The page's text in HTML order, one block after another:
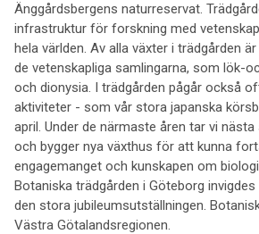
Änggårdsbergens naturreservat.
infrastruktur för forskning med
hela världen. Av alla växter i trädgården
de vetenskapliga samlingarna, som lök-
och dionysia. I trädgården pågår också
aktiviteter - som vår stora japanska
april. Under de närmaste åren tar vi
och bygger nya växthus för att kunna
engagemanget och kunskapen om
Botaniska trädgården i Göteborg
den stora jubileumsutställningen.
Västra Götalandsregionen.